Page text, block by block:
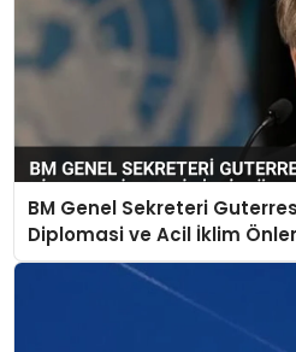
BM Genel Sekreteri
Diplomasi ve Acil İklim